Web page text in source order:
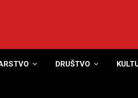
DRUŠTVO